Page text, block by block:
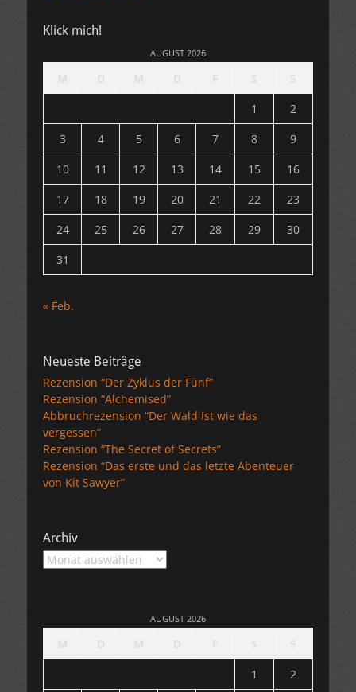
Klick mich!
AUGUST 2026
1
2
3
4 5 6 7 8
9
10
11 12 13 14 15
16
17
18 19 20 21 22
23
24
25 26 27 28 29
30
31
« Feb.
Neueste Beiträge
Rezension “Der Zyklus der Fünf”
Rezension “Alchemised”
Abbruchrezension “Der Wald ist wie das
vergessen”
Rezension “The Secret of Secrets”
Rezension “Das erste und das letzte Abenteuer
von Kit Sawyer”
Archiv
Archiv
AUGUST 2026
1
2